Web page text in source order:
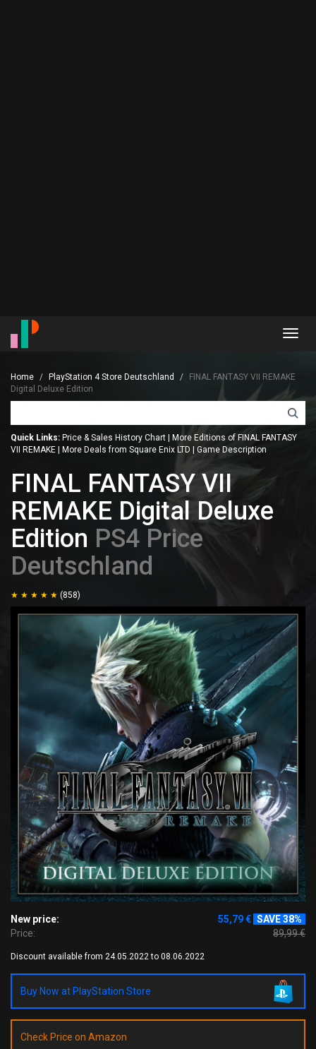
Home PlayStation 4 Store Deutschland
FINAL FANTASY VII REMAKE
Digital Deluxe Edition
Quick Links: Price & Sales History Chart
More Editions of FINAL FANTASY
VII REMAKE
More Deals from Square Enix LTD Game Description
FINAL FANTASY VII
REMAKE Digital Deluxe
Edition PS4 Price
Deutschland
(858)
New price: 55,79 € SAVE 38%
Price:
89,99 €
Discount available from 24.05.2022 to 08.06.2022
Buy Now at PlayStation Store
Check Price on Amazon